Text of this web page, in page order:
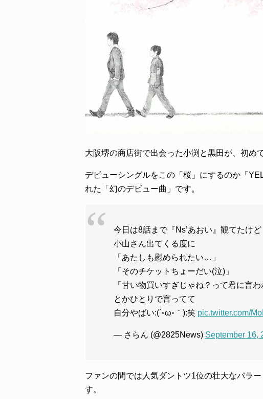
大阪堺の商店街で出会った小渕と黒田が、初め
デビューシングルをこの「桜」にするのか「
れた「幻のデビュー曲」です。
今日は8話まで『Ns’あおい』観てたけど
小山さん出てくる度に
「あたしも慰められたい…」
「そのチケットちょーだい(泣)」
「甘い物買いすぎじゃね？って君に言わ
とかひとりで言ってて
自分やばい:(´◦ω◦｀):笑 pic.twitter.com/
— さらん (@2825News) September 16,
ファンの間では人気ダントツ1位の壮大なバラ
す。